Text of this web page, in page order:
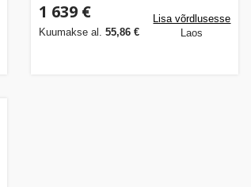
1 639 €
Kuumakse al. 55,86 €
Lisa võrdlusesse
Laos